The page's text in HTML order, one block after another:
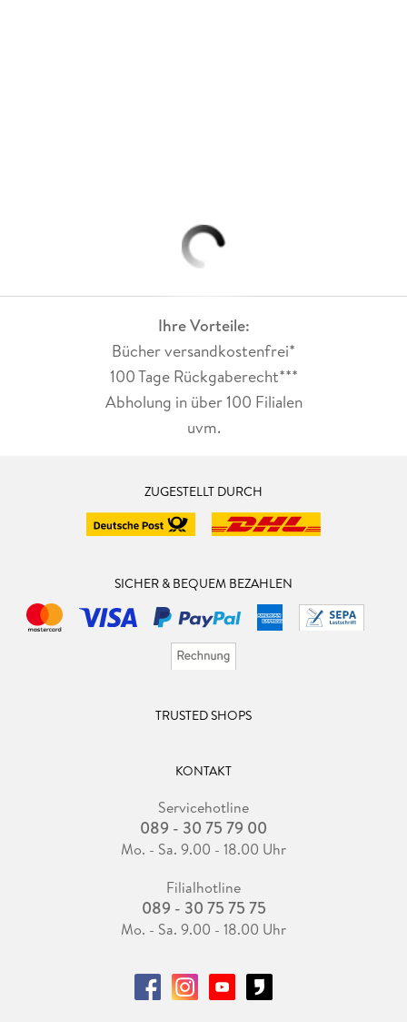
Ihre Vorteile:
Bücher versandkostenfrei*
100 Tage Rückgaberecht***
Abholung in über 100 Filialen
uvm.
ZUGESTELLT DURCH
SICHER & BEQUEM BEZAHLEN
TRUSTED SHOPS
KONTAKT
Servicehotline
089 - 30 75 79 00
Mo. - Sa. 9.00 - 18.00 Uhr
Filialhotline
089 - 30 75 75 75
Mo. - Sa. 9.00 - 18.00 Uhr